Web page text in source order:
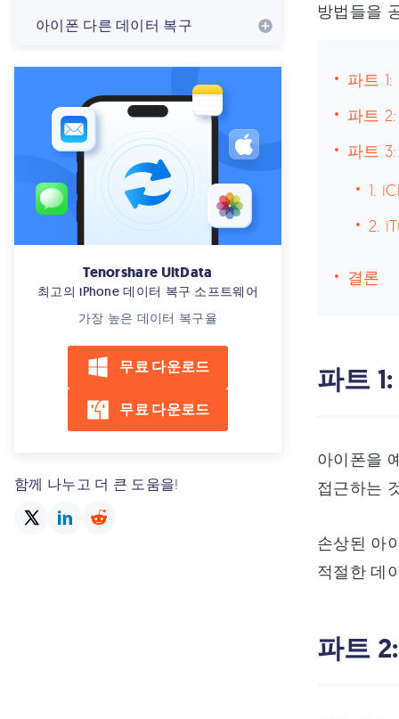
아이폰 다른 데이터 복구
Tenorshare UltData
최고의 iPhone 데이터 복구 소프트웨어
가장 높은 데이터 복구율
무료 다운로드
무료 다운로드
함께 나누고 더 큰 도움을!
방법들을
파트
파트
파트
1.
2.
결론
파트
아이폰을
접근하는
손상된 아
적절한 데
파트